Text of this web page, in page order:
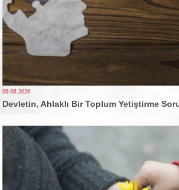
09.08.2026
Devletin, Ahlaklı Bir Toplum Yetiştirme